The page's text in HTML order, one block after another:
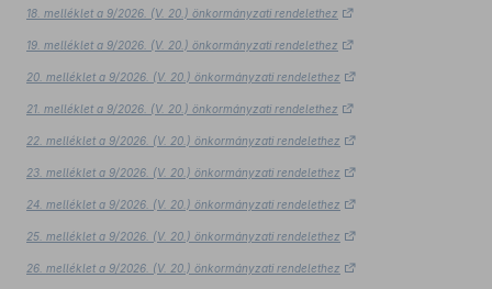
18. melléklet a 9/2026. (V. 20.) önkormányzati rendelethez
19. melléklet a 9/2026. (V. 20.) önkormányzati rendelethez
20. melléklet a 9/2026. (V. 20.) önkormányzati rendelethez
21. melléklet a 9/2026. (V. 20.) önkormányzati rendelethez
22. melléklet a 9/2026. (V. 20.) önkormányzati rendelethez
23. melléklet a 9/2026. (V. 20.) önkormányzati rendelethez
24. melléklet a 9/2026. (V. 20.) önkormányzati rendelethez
25. melléklet a 9/2026. (V. 20.) önkormányzati rendelethez
26. melléklet a 9/2026. (V. 20.) önkormányzati rendelethez